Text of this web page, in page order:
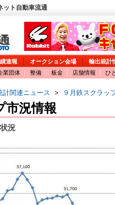
ット自動車流通
速報 オークション会場
輸出統計
業団体 整備 板金 店舗情報 ひ
計関連ニュース > ９月鉄スクラッ
市況情報
況